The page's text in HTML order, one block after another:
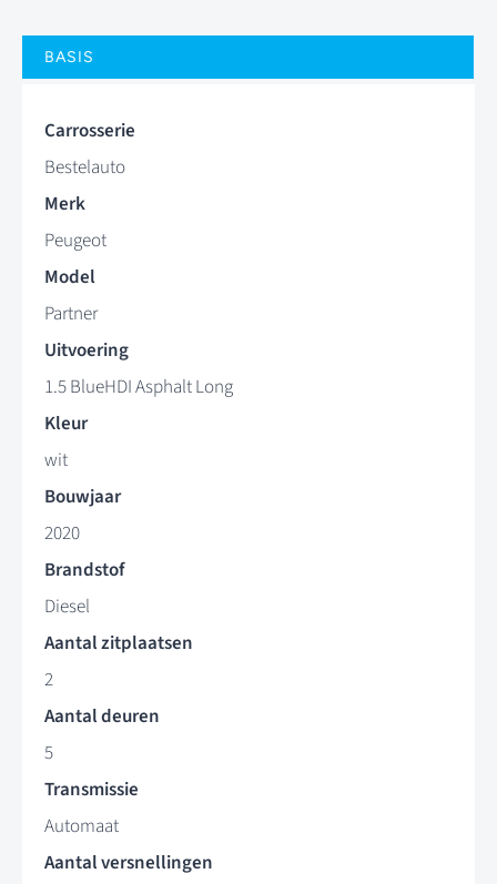
BASIS
Carrosserie
Bestelauto
Merk
Peugeot
Model
Partner
Uitvoering
1.5 BlueHDI Asphalt Long
Kleur
wit
Bouwjaar
2020
Brandstof
Diesel
Aantal zitplaatsen
2
Aantal deuren
5
Transmissie
Automaat
Aantal versnellingen